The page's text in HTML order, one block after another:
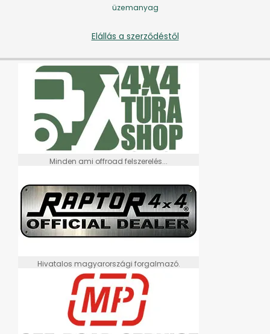
üzemanyag
Elállás a szerződéstől
Minden ami offroad felszerelés...
Hivatalos magyarországi forgalmazó.